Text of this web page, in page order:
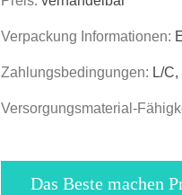
Verpackung Informationen:
Zahlungsbedingungen: L/
Versorgungsmaterial-
Das Beste machen